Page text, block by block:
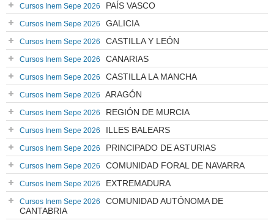
Cursos Inem Sepe 2026 PAÍS VASCO
Cursos Inem Sepe 2026 GALICIA
Cursos Inem Sepe 2026 CASTILLA Y LEÓN
Cursos Inem Sepe 2026 CANARIAS
Cursos Inem Sepe 2026 CASTILLA LA MANCHA
Cursos Inem Sepe 2026 ARAGÓN
Cursos Inem Sepe 2026 REGIÓN DE MURCIA
Cursos Inem Sepe 2026 ILLES BALEARS
Cursos Inem Sepe 2026 PRINCIPADO DE ASTURIAS
Cursos Inem Sepe 2026 COMUNIDAD FORAL DE NAVARRA
Cursos Inem Sepe 2026 EXTREMADURA
Cursos Inem Sepe 2026
COMUNIDAD AUTÓNOMA DE
CANTABRIA